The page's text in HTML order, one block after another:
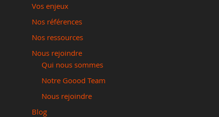
Vos enjeux
Nos références
Nos ressources
Nous rejoindre
Qui nous sommes
Notre Goood Team
Nous rejoindre
Blog